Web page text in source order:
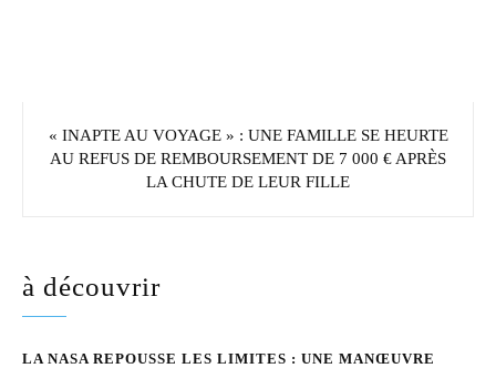
« INAPTE AU VOYAGE » : UNE FAMILLE SE HEURTE
AU REFUS DE REMBOURSEMENT DE 7 000 € APRÈS
LA CHUTE DE LEUR FILLE
à découvrir
LA NASA REPOUSSE LES LIMITES : UNE MANŒUVRE